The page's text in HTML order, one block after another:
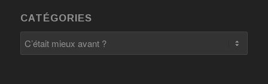
CATÉGORIES
Catégories